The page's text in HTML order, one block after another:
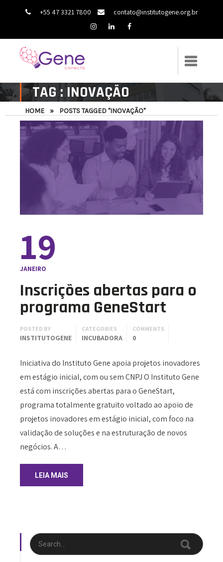
+55 47 3321 7800 contato@institutogene.org.br
TAG : INOVAÇÃO
HOME » POSTS TAGGED "INOVAÇÃO"
19
JANEIRO
Inscrições abertas para o
programa GeneStart
POSTED BY
INSTITUTOGENE
CATEGORIES
INCUBADORA
COMMENTS
0
Iniciativa do Instituto Gene apoia projetos inovadores
em estágio inicial, com ou sem CNPJ O Instituto Gene
está com inscrições abertas para o GeneStart,
programa totalmente gratuito voltado ao apoio de
projetos inovadores em estágio inicial, com foco na
validação de soluções e na estruturação de novos
negócios. A…
LEIA MAIS